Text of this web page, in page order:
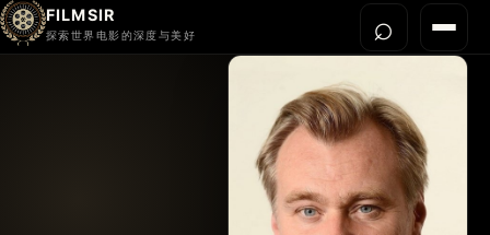
FILMSIR
探索世界电影的深度与美好 菜单
⌕打开